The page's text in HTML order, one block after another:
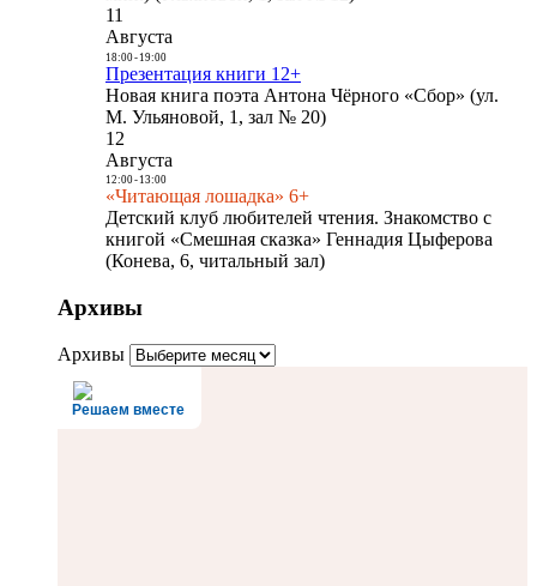
11
Августа
18:00- 19:00
Презентация книги 12+
Новая книга поэта Антона Чёрного «Сбор» (ул.
М. Ульяновой, 1, зал № 20)
12
Августа
12:00- 13:00
«Читающая лошадка» 6+
Детский клуб любителей чтения. Знакомство с
книгой «Смешная сказка» Геннадия Цыферова
(Конева, 6, читальный зал)
Архивы
Архивы
Решаем вместе